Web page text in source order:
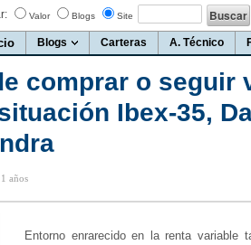
Valor Blogs Site
Blogs Carteras A. Técnico
comprar o seguir
Ibex-35,
años
Entorno enrarecido en la renta variable